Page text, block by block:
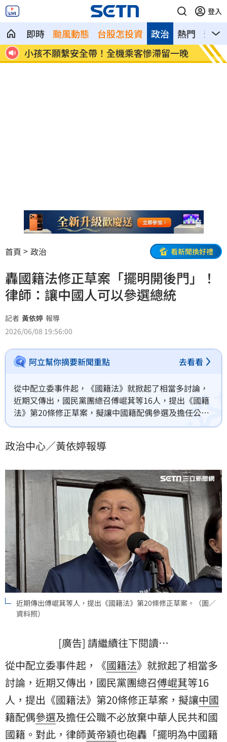
登入
即時 颱風動態 台股怎投資 熱門 影音
政治
看
小孩不願繫安全帶！全機乘客慘滯留一晚
傳與
了
首頁 政治 看新聞換好禮
轟國籍法修正草案「擺明開後門」！
律師：讓中國人可以參選總統
記者 黃依婷 報導
2026/06/08 19:56:00
阿立幫你摘要新聞重點 去看看
從中配立委事件起，《國籍法》就掀起了相當多討論，
近期又傳出，國民黨團總召傅崐萁等16人，提出《國籍
法》第20條修正草案，擬讓中國籍配偶參選及擔任公職
不必放棄中華人民共和國國籍。對此，律師黃帝穎也砲
政治中心／黃依婷報導
近期傳出傅崐萁等人，提出《國籍法》第20條修正草案。（圖／
資料照）
[廣告] 請繼續往下閱讀…
從中配立委事件起，《國籍法》就掀起了相當多
討論，近期又傳出，國民黨團總召傅崐萁等16
人，提出《國籍法》第20條修正草案，擬讓中國
籍配偶參選及擔任公職不必放棄中華人民共和國
國籍。對此，律師黃帝穎也砲轟「擺明為中國籍